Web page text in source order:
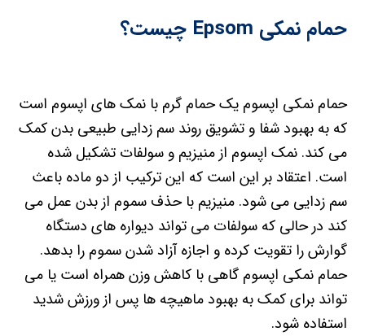
حمام نمکی Epsom چیست؟
حمام نمکی اپسوم یک حمام گرم با نمک های اپسوم است
که به بهبود شفا و تشویق روند سم زدایی طبیعی بدن کمک
می کند. نمک اپسوم از منیزیم و سولفات تشکیل شده
است. اعتقاد بر این است که این ترکیب از دو ماده باعث
سم زدایی می شود. منیزیم با حذف سموم از بدن عمل می
کند در حالی که سولفات می تواند دیواره های دستگاه
گوارش را تقویت کرده و اجازه آزاد شدن سموم را بدهد.
حمام نمکی اپسوم گاهی با کاهش وزن همراه است یا می
تواند برای کمک به بهبود ماهیچه ها پس از ورزش شدید
استفاده شود.